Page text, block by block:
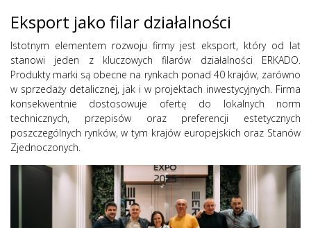
Eksport jako filar działalności
Istotnym elementem rozwoju firmy jest eksport, który od lat
stanowi jeden z kluczowych filarów działalności ERKADO.
Produkty marki są obecne na rynkach ponad 40 krajów, zarówno
w sprzedaży detalicznej, jak i w projektach inwestycyjnych. Firma
konsekwentnie dostosowuje ofertę do lokalnych norm
technicznych, przepisów oraz preferencji estetycznych
poszczególnych rynków, w tym krajów europejskich oraz Stanów
Zjednoczonych.